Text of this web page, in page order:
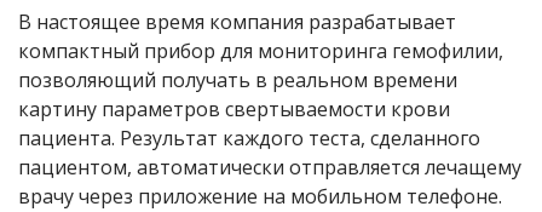
В настоящее время компания разрабатывает
компактный прибор для мониторинга гемофилии,
позволяющий получать в реальном времени
картину параметров свертываемости крови
пациента. Результат каждого теста, сделанного
пациентом, автоматически отправляется лечащему
врачу через приложение на мобильном телефоне.